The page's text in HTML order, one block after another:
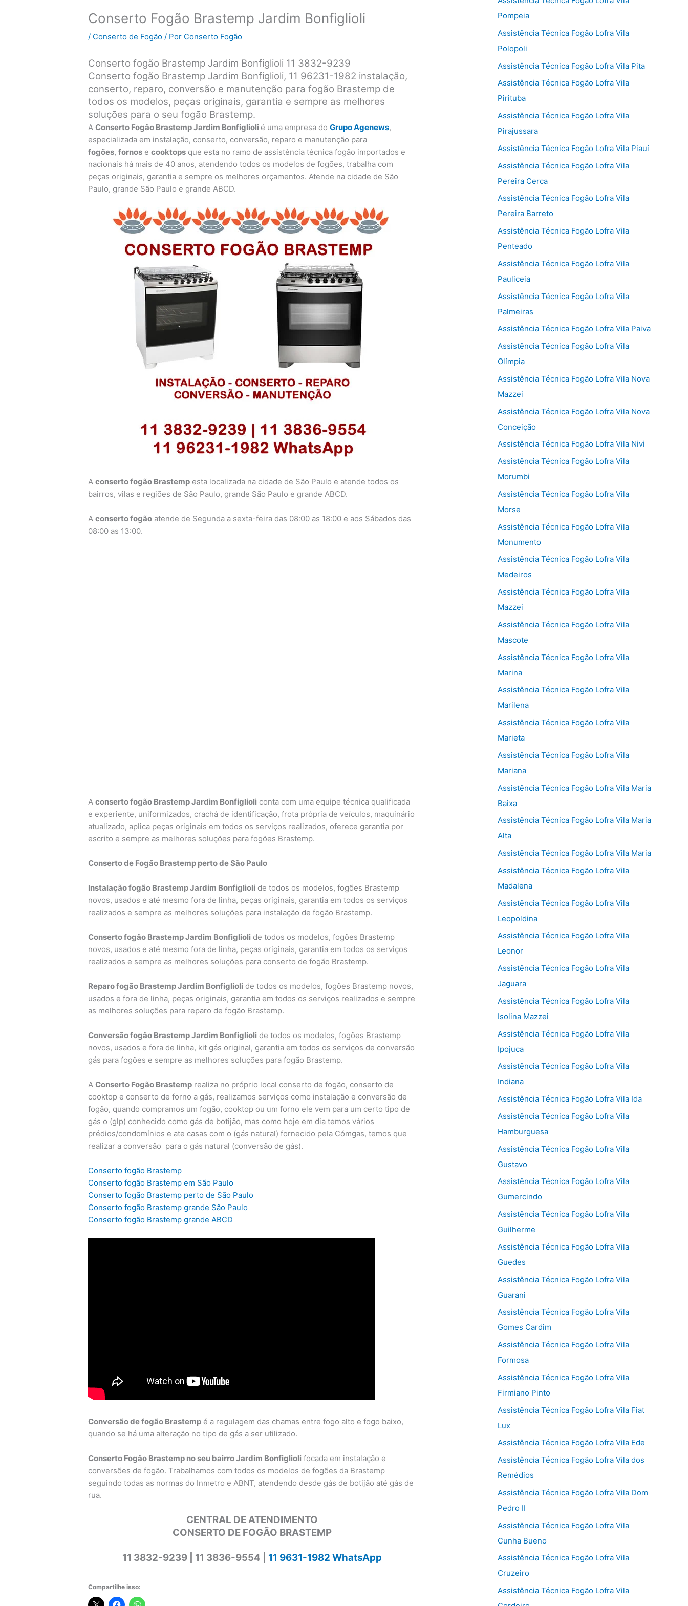
Conserto Fogão Brastemp Jardim Bonfiglioli
/ Conserto de Fogão / Por Conserto Fogão
Conserto fogão Brastemp Jardim Bonfiglioli 11 3832-9239
Conserto fogão Brastemp Jardim Bonfiglioli, 11 96231-1982 instalação,
conserto, reparo, conversão e manutenção para fogão Brastemp de
todos os modelos, peças originais, garantia e sempre as melhores
soluções para o seu fogão Brastemp.
AConserto Fogão Brastemp Jardim Bonfiglioli é uma empresa doGrupo Agenews,
especializada em instalação, conserto, conversão, reparo e manutenção para
fogões,fornos ecooktops que esta no ramo de assistência técnica fogão importados e
nacionais há mais de 40 anos, atendendo todos os modelos de fogões, trabalha com
peças originais, garantia e sempre os melhores orçamentos. Atende na cidade de São
Paulo, grande São Paulo e grande ABCD.
Aconserto fogão Brastemp esta localizada na cidade de São Paulo e atende todos os
bairros, vilas e regiões de São Paulo, grande São Paulo e grande ABCD.
Aconserto fogão atende de Segunda a sexta-feira das 08:00 as 18:00 e aos Sábados das
08:00 as 13:00.
Aconserto fogão Brastemp Jardim Bonfiglioli conta com uma equipe técnica qualificada
e experiente, uniformizados, crachá de identificação, frota própria de veículos, maquinário
atualizado, aplica peças originais em todos os serviços realizados, oferece garantia por
escrito e sempre as melhores soluções para fogões Brastemp.
Conserto de Fogão Brastemp perto de São Paulo
Instalação fogão Brastemp Jardim Bonfiglioli de todos os modelos, fogões Brastemp
novos, usados e até mesmo fora de linha, peças originais, garantia em todos os serviços
realizados e sempre as melhores soluções para instalação de fogão Brastemp.
Conserto fogão Brastemp Jardim Bonfiglioli de todos os modelos, fogões Brastemp
novos, usados e até mesmo fora de linha, peças originais, garantia em todos os serviços
realizados e sempre as melhores soluções para conserto de fogão Brastemp.
Reparo fogão Brastemp Jardim Bonfiglioli de todos os modelos, fogões Brastemp novos,
usados e fora de linha, peças originais, garantia em todos os serviços realizados e sempre
as melhores soluções para reparo de fogão Brastemp.
Conversão fogão Brastemp Jardim Bonfiglioli de todos os modelos, fogões Brastemp
novos, usados e fora de linha, kit gás original, garantia em todos os serviços de conversão
gás para fogões e sempre as melhores soluções para fogão Brastemp.
AConserto Fogão Brastemp realiza no próprio local conserto de fogão, conserto de
cooktop e conserto de forno a gás, realizamos serviços como instalação e conversão de
fogão, quando compramos um fogão, cooktop ou um forno ele vem para um certo tipo de
gás o (glp) conhecido como gás de botijão, mas como hoje em dia temos vários
prédios/condomínios e ate casas com o (gás natural) fornecido pela Cómgas, temos que
realizar a conversão para o gás natural (conversão de gás).
Conserto fogão Brastemp
Conserto fogão Brastemp em São Paulo
Conserto fogão Brastemp perto de São Paulo
Conserto fogão Brastemp grande São Paulo
Conserto fogão Brastemp grande ABCD
Conversão de fogão Brastemp é a regulagem das chamas entre fogo alto e fogo baixo,
quando se há uma alteração no tipo de gás a ser utilizado.
Conserto Fogão Brastemp no seu bairro Jardim Bonfiglioli focada em instalação e
conversões de fogão. Trabalhamos com todos os modelos de fogões da Brastemp
seguindo todas as normas do Inmetro e ABNT, atendendo desde gás de botijão até gás de
rua.
CENTRAL DE ATENDIMENTO
CONSERTO DE FOGÃO BRASTEMP
11 3832-9239 | 11 3836-9554 | 11 9631-1982 WhatsApp
Compartilhe isso:
Pompeia
Assistência Técnica Fogão Lofra Vila
Polopoli
Assistência Técnica Fogão Lofra Vila Pita
Assistência Técnica Fogão Lofra Vila
Pirituba
Assistência Técnica Fogão Lofra Vila
Pirajussara
Assistência Técnica Fogão Lofra Vila Piauí
Assistência Técnica Fogão Lofra Vila
Pereira Cerca
Assistência Técnica Fogão Lofra Vila
Pereira Barreto
Assistência Técnica Fogão Lofra Vila
Penteado
Assistência Técnica Fogão Lofra Vila
Pauliceia
Assistência Técnica Fogão Lofra Vila
Palmeiras
Assistência Técnica Fogão Lofra Vila Paiva
Assistência Técnica Fogão Lofra Vila
Olímpia
Assistência Técnica Fogão Lofra Vila Nova
Mazzei
Assistência Técnica Fogão Lofra Vila Nova
Conceição
Assistência Técnica Fogão Lofra Vila Nivi
Assistência Técnica Fogão Lofra Vila
Morumbi
Assistência Técnica Fogão Lofra Vila
Morse
Assistência Técnica Fogão Lofra Vila
Monumento
Assistência Técnica Fogão Lofra Vila
Medeiros
Assistência Técnica Fogão Lofra Vila
Mazzei
Assistência Técnica Fogão Lofra Vila
Mascote
Assistência Técnica Fogão Lofra Vila
Marina
Assistência Técnica Fogão Lofra Vila
Marilena
Assistência Técnica Fogão Lofra Vila
Marieta
Assistência Técnica Fogão Lofra Vila
Mariana
Assistência Técnica Fogão Lofra Vila Maria
Baixa
Assistência Técnica Fogão Lofra Vila Maria
Alta
Assistência Técnica Fogão Lofra Vila Maria
Assistência Técnica Fogão Lofra Vila
Madalena
Assistência Técnica Fogão Lofra Vila
Leopoldina
Assistência Técnica Fogão Lofra Vila
Leonor
Assistência Técnica Fogão Lofra Vila
Jaguara
Assistência Técnica Fogão Lofra Vila
Isolina Mazzei
Assistência Técnica Fogão Lofra Vila
Ipojuca
Assistência Técnica Fogão Lofra Vila
Indiana
Assistência Técnica Fogão Lofra Vila Ida
Assistência Técnica Fogão Lofra Vila
Hamburguesa
Assistência Técnica Fogão Lofra Vila
Gustavo
Assistência Técnica Fogão Lofra Vila
Gumercindo
Assistência Técnica Fogão Lofra Vila
Guilherme
Assistência Técnica Fogão Lofra Vila
Guedes
Assistência Técnica Fogão Lofra Vila
Guarani
Assistência Técnica Fogão Lofra Vila
Gomes Cardim
Assistência Técnica Fogão Lofra Vila
Formosa
Assistência Técnica Fogão Lofra Vila
Firmiano Pinto
Assistência Técnica Fogão Lofra Vila Fiat
Lux
Assistência Técnica Fogão Lofra Vila Ede
Assistência Técnica Fogão Lofra Vila dos
Remédios
Assistência Técnica Fogão Lofra Vila Dom
Pedro II
Assistência Técnica Fogão Lofra Vila
Cunha Bueno
Assistência Técnica Fogão Lofra Vila
Cruzeiro
Assistência Técnica Fogão Lofra Vila